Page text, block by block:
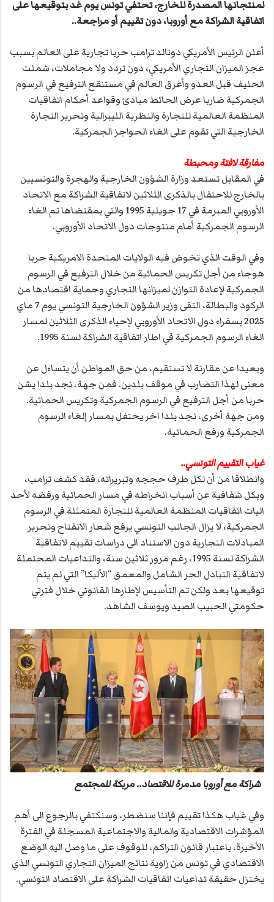
لمنتجانها المصدرة للخارج، تحتفي تونس يوم غد بتوقيعها على
اتفاقية الشراكة مع أوروبا، دون تقييم أو مراجعة..
أعلن الرئيس الأمريكي دونالد ترامب حربا تجارية على العالم بسبب
عجز الميزان التجاري الأمريكي، دون تردد ولا مجاملات، شملت
الحليف قبل العدو وأغرق العالم في مستنقع الترفيع في الرسوم
الجمركية ضاربا عرض الحائط مبادئ وقواعد أحكام اتفاقيات
المنظمة العالمية للتجارة والنظرية الليبرالية وتحرير التجارة
الخارجية التي تقوم على الغاء الحواجز الجمركية.
مفارقة لافتة ومحبطة
في المقابل تستعد وزارة الشؤون الخارجية والهجرة والتونسيين
بالخارج للاحتفال بالذكرى الثلاثين لاتفاقية الشراكة مع الاتحاد
الأوروبي المبرمة في 17 جويلية 1995 والتي بمقتضاها تم الغاء
الرسوم الجمركية أمام منتوجات دول الاتحاد الأوروبي.
وفي الوقت الذي تخوض فيه الولايات المتحدة الامريكية حربا
هوجاء من أجل تكريس الحمائية من خلال الترفيع في الرسوم
الجمركية لإعادة التوازن لميزانها التجاري وحماية اقتصادها من
الركود والبطالة، التقى وزير الشؤون الخارجية التونسي يوم 7 ماي
2025 بسفراء دول الاتحاد الأوروبي لإحياء الذكرى الثلاثين لمسار
الغاء الرسوم الجمركية في اطار اتفاقية الشراكة لسنة 1995.
وبعيدا عن مقارنة لا تستقيم، من حق المواطن أن يتساءل عن
معنى لهذا التضارب في موقف بلدين. فمن جهة، نجد بلدا يشن
حربا من أجل الترفيع في الرسوم الجمركية وتكريس الحمائية.
ومن جهة أخرى، نجد بلدا اخر يحتفل بمسار إلغاء الرسوم
الجمركية ورفع الحمائية.
غياب التقييم التونسي..
وانطلاقا من أن لكل طرف حججه وتبريراته، فقد كشف ترامب،
وبكل شفافية عن أسباب انخراطه في مسار الحمائية ورفضه لأحد
اليات اتفاقيات المنظمة العالمية للتجارة المتمثلة في الرسوم
الجمركية، لا يزال الجانب التونسي يرفع شعار الانفتاح وتحرير
المبادلات التجارية دون الاستناد الى دراسات تقييم لاتفاقية
الشراكة لسنة 1995، رغم مرور ثلاثين سنة، والتداعيات المحتملة
لاتفاقية التبادل الحر الشامل والمعمق “الأليكا” التي لم يتم
توقيعها بعد ولكن تم التأسيس لإطارها القانوني خلال فترتي
حكومتي الحبيب الصيد ويوسف الشاهد.
شراكة مع أوروبا مدمرة للاقتصاد.. مربكة للمجتمع
وفي غياب هكذا تقييم فإننا سنضطر، وسنكتفي بالرجوع الى أهم
المؤشرات الاقتصادية والمالية والاجتماعية المسجلة في الفترة
الأخيرة، باعتبار قانون التراكم، للوقوف على ما وصل اليه الوضع
الاقتصادي في تونس من زاوية نتائج الميزان التجاري التونسي الذي
يختزل حقيقة تداعيات اتفاقيات الشراكة على الاقتصاد التونسي.